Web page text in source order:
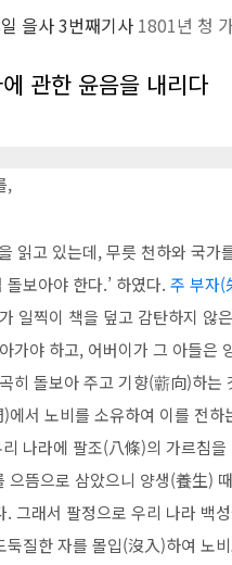
을사 3번째기사 1801년 청
관한 윤음을 내리다
,
읽고 있는데, 무릇 천하와 국가
보아야 한다.’ 하였다. 주 부자(
일찍이 책을 덮고 감탄하지 않
가야 하고, 어버이가 그 아들은
히 돌보아 주고 기향(蘄向)하는
에서 노비를 소유하여 이를 전
나라에 팔조(八條)의 가르침
뜸으로 삼았으니 양생(養生)
그래서 팔정으로 우리 나라 백
둑질한 자를 몰입(沒入)하여 노비